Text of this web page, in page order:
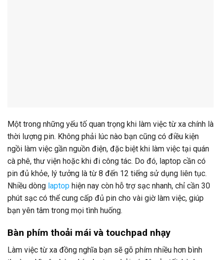
Một trong những yếu tố quan trọng khi làm việc từ xa chính là
thời lượng pin. Không phải lúc nào bạn cũng có điều kiện
ngồi làm việc gần nguồn điện, đặc biệt khi làm việc tại quán
cà phê, thư viện hoặc khi đi công tác. Do đó, laptop cần có
pin đủ khỏe, lý tưởng là từ 8 đến 12 tiếng sử dụng liên tục.
Nhiều dòng laptop hiện nay còn hỗ trợ sạc nhanh, chỉ cần 30
phút sạc có thể cung cấp đủ pin cho vài giờ làm việc, giúp
bạn yên tâm trong mọi tình huống.
Bàn phím thoải mái và touchpad nhạy
Làm việc từ xa đồng nghĩa bạn sẽ gõ phím nhiều hơn bình